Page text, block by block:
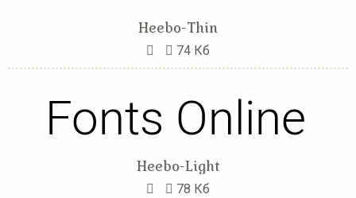
Heebo-Thin
74 Кб
Heebo-Light
78 Кб